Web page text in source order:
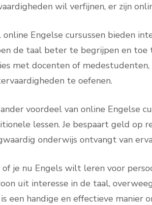
wil verfijnen, er zijn
online Engelse cursussen bieden
de taal beter te begrijpen en toe
met docenten of
te oefenen.
voordeel van online Engelse
lessen. Je bespaart geld op
onderwijs ontvangt van
of je nu Engels wilt leren voor
uit interesse in de taal,
een handige en effectieve manier